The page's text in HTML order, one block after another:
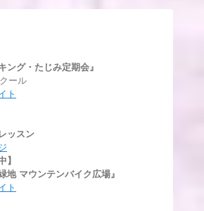
ング・たじみ定期会』
ール
ト
ッスン
】
地 マウンテンバイク広場』
ト